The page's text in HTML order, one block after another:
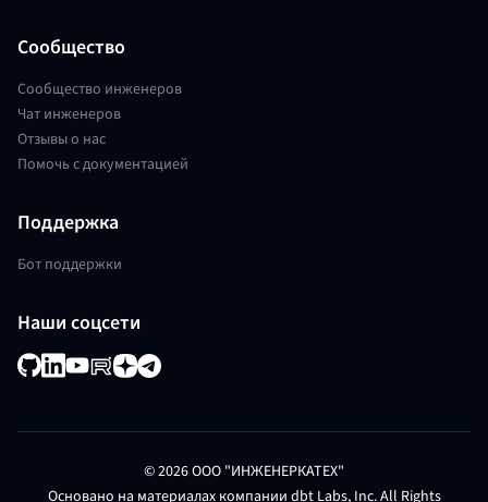
Сообщество
Сообщество инженеров
Чат инженеров
Отзывы о нас
Помочь с документацией
Поддержка
Бот поддержки
Наши соцсети
© 2026 ООО "ИНЖЕНЕРКАТЕХ"
Основано на материалах компании dbt Labs, Inc. All Rights